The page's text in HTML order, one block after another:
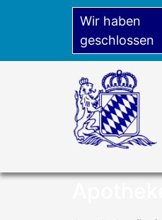
Wir haben
geschlossen